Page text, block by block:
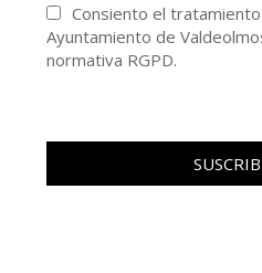
Consiento el
Ayuntamiento de
normativa RGPD.